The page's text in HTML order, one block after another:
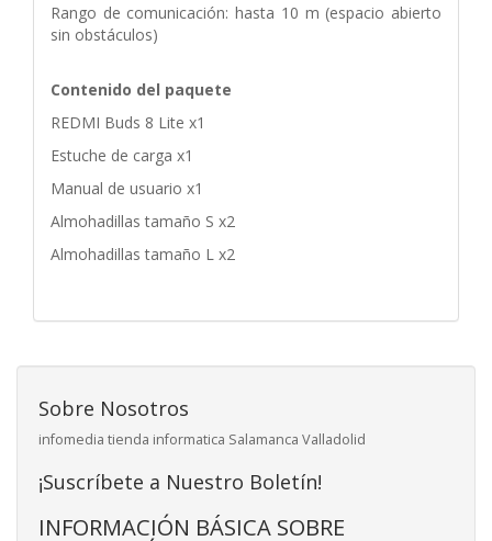
Rango de comunicación: hasta 10 m (espacio abierto
sin obstáculos)
Contenido del paquete
REDMI Buds 8 Lite x1
Estuche de carga x1
Manual de usuario x1
Almohadillas tamaño S x2
Almohadillas tamaño L x2
Sobre Nosotros
infomedia tienda informatica Salamanca Valladolid
¡Suscríbete a Nuestro Boletín!
INFORMACIÓN BÁSICA SOBRE